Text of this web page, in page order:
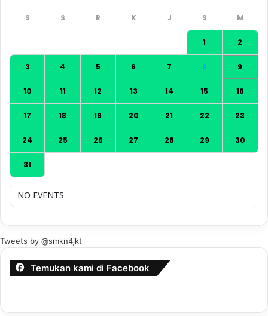
1 2
3 4 5 6 7 8 9
10 11 12 13 14 15 16
17 18 19 20 21 22 23
24 25 26 27 28 29 30
31
NO EVENTS
Tweets by @smkn4jkt
Temukan kami di Facebook